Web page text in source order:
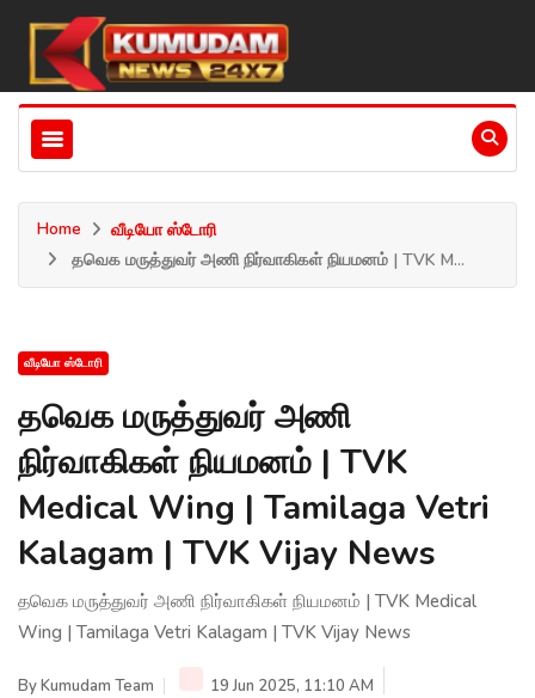
Home
வீடியோ ஸ்டோரி
தவெக மருத்துவர் அணி நிர்வாகிகள் நியமனம் | TVK M...
வீடியோ ஸ்டோரி
தவெக மருத்துவர் அணி
நிர்வாகிகள் நியமனம் | TVK
Medical Wing | Tamilaga Vetri
Kalagam | TVK Vijay News
தவெக மருத்துவர் அணி நிர்வாகிகள் நியமனம் | TVK Medical
Wing | Tamilaga Vetri Kalagam | TVK Vijay News
ByKumudam Team
19 Jun 2025, 11:10 AM